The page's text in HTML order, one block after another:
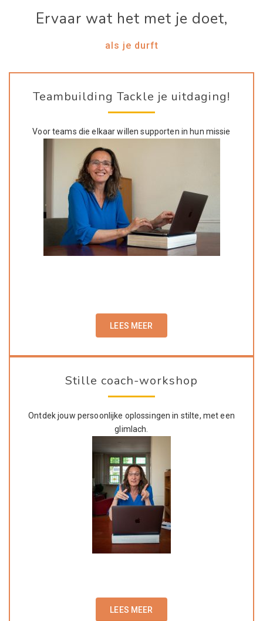
Ervaar wat het met je doet,
als je durft
Teambuilding Tackle je uitdaging!
Voor teams die elkaar willen supporten in hun missie
LEES MEER
Stille coach-workshop
Ontdek jouw persoonlijke oplossingen in stilte, met een
glimlach.
LEES MEER